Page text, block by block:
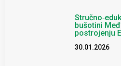
bušotini
postrojenju
30.01.2026